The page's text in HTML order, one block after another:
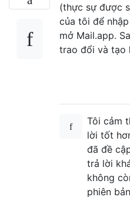
(thực sự được
của tôi để
mở Mail.app.
trao đổi và tạo
Tôi cảm
lời tốt
đã đề
trả lời
không
phiên